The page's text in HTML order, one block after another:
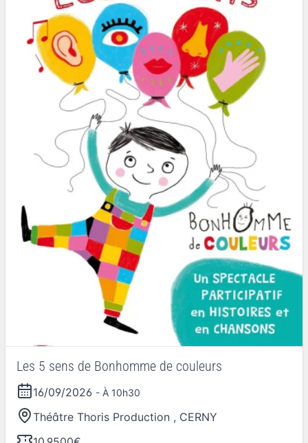
Les 5 sens de Bonhomme de couleurs
16/09/2026 - À 10h30
Théâtre Thoris Production , CERNY